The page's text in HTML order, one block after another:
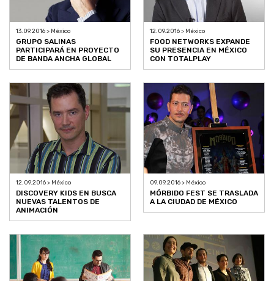
13.09.2016 > México
GRUPO SALINAS
PARTICIPARÁ EN PROYECTO
DE BANDA ANCHA GLOBAL
12.09.2016 > México
FOOD NETWORKS EXPANDE
SU PRESENCIA EN MÉXICO
CON TOTALPLAY
12.09.2016 > México
DISCOVERY KIDS EN BUSCA
NUEVAS TALENTOS DE
ANIMACIÓN
09.09.2016 > México
MÓRBIDO FEST SE TRASLADA
A LA CIUDAD DE MÉXICO